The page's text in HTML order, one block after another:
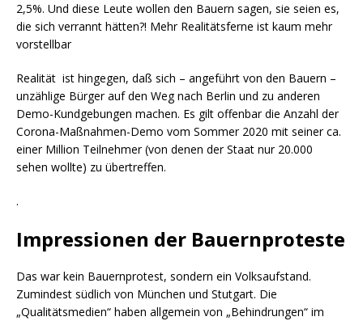
2,5%. Und diese Leute wollen den Bauern sagen, sie seien es,
die sich verrannt hätten?! Mehr Realitätsferne ist kaum mehr
vorstellbar
Realität ist hingegen, daß sich – angeführt von den Bauern –
unzählige Bürger auf den Weg nach Berlin und zu anderen
Demo-Kundgebungen machen. Es gilt offenbar die Anzahl der
Corona-Maßnahmen-Demo vom Sommer 2020 mit seiner ca.
einer Million Teilnehmer (von denen der Staat nur 20.000
sehen wollte) zu übertreffen.
.
Impressionen der Bauernproteste
Das war kein Bauernprotest, sondern ein Volksaufstand.
Zumindest südlich von München und Stutgart. Die
„Qualitätsmedien“ haben allgemein von „Behindrungen“ im